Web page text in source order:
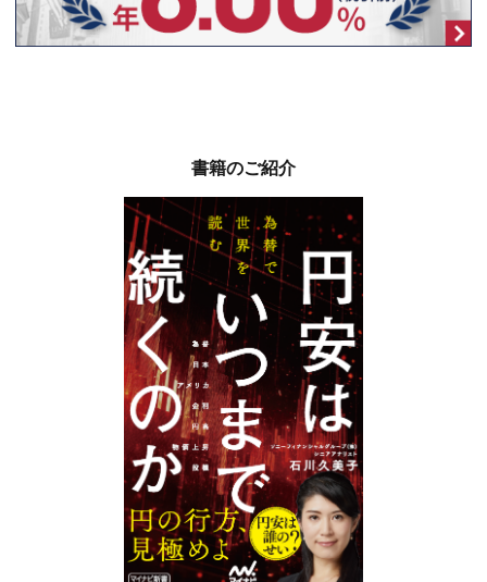
書籍のご紹介